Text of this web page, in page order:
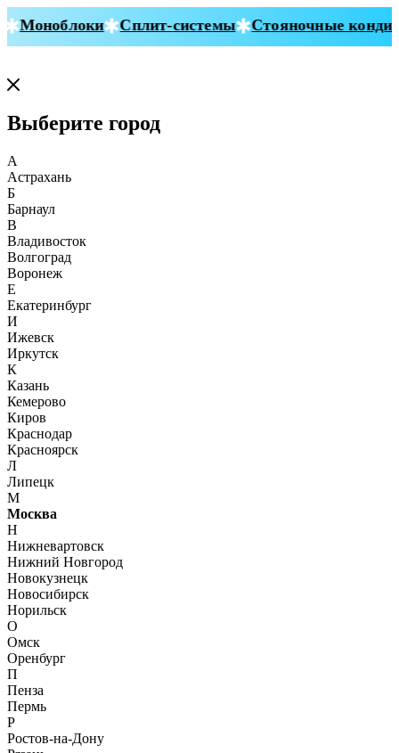
Моноблоки Сплит-системы Стояночные
Выберите город
А
Астрахань
Б
Барнаул
В
Владивосток
Волгоград
Воронеж
Е
Екатеринбург
И
Ижевск
Иркутск
К
Казань
Кемерово
Киров
Краснодар
Красноярск
Л
Липецк
М
Москва
Н
Нижневартовск
Нижний Новгород
Новокузнецк
Новосибирск
Норильск
О
Омск
Оренбург
П
Пенза
Пермь
Р
Ростов-на-Дону